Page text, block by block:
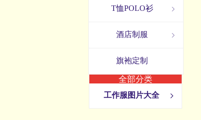
ꁇ
T恤POLO衫
ꁇ
酒店制服
旗袍定制
全部分类
ꁇ
工作服图片大全